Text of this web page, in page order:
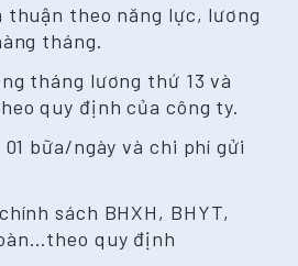
thuận theo năng lực, lương
tháng.
tháng lương thứ 13 và
quy định của công ty.
bữa/ngày và chi phí gửi
sách BHXH, BHYT,
quy định